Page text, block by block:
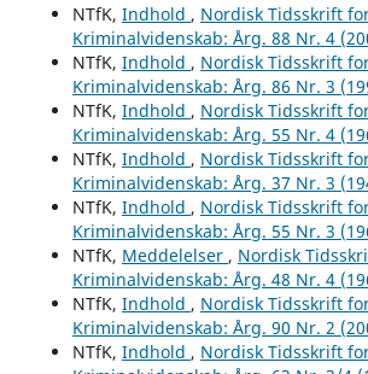
NTfK, Indhold , Nordisk Tidsskrift
Kriminalvidenskab: Årg. 88 Nr. 4
NTfK, Indhold , Nordisk Tidsskrift
Kriminalvidenskab: Årg. 86 Nr. 3
NTfK, Indhold , Nordisk Tidsskrift
Kriminalvidenskab: Årg. 55 Nr. 4
NTfK, Indhold , Nordisk Tidsskrift
Kriminalvidenskab: Årg. 37 Nr. 3
NTfK, Indhold , Nordisk Tidsskrift
Kriminalvidenskab: Årg. 55 Nr. 3
NTfK, Meddelelser , Nordisk
Kriminalvidenskab: Årg. 48 Nr. 4
NTfK, Indhold , Nordisk Tidsskrift
Kriminalvidenskab: Årg. 90 Nr. 2
NTfK, Indhold , Nordisk Tidsskrift